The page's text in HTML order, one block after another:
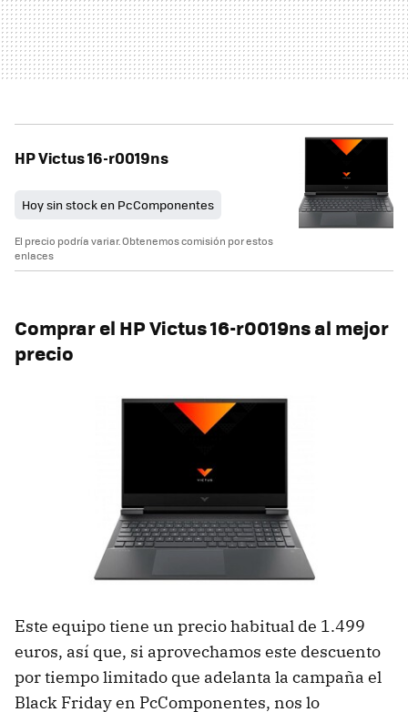
HP Victus 16-r0019ns
Hoy sin stock en PcComponentes
El precio podría variar. Obtenemos comisión por estos
enlaces
Comprar el HP Victus 16-r0019ns al mejor
precio
Este equipo tiene un precio habitual de 1.499
euros, así que, si aprovechamos este descuento
por tiempo limitado que adelanta la campaña el
Black Friday en PcComponentes, nos lo